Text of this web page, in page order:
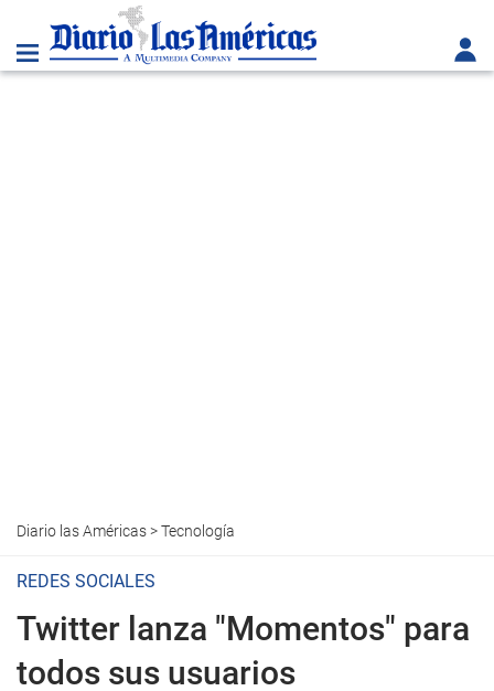
Diario las Américas>Tecnología
REDES SOCIALES
Twitter lanza "Momentos" para
todos sus usuarios